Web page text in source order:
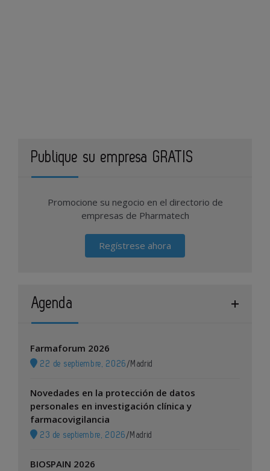
Publique su empresa GRATIS
Promocione su negocio en el directorio de
empresas de Pharmatech
Regístrese ahora
Agenda
Farmaforum 2026
22 de septiembre, 2026 / Madrid
Novedades en la protección de datos
personales en investigación clínica y
farmacovigilancia
23 de septiembre, 2026 / Madrid
BIOSPAIN 2026